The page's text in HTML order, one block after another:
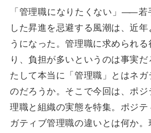
「管理職になりたくない」 ――若
した昇進を忌避する風潮は、近年
うになった。管理職に求められ
り、負担が多いというのは事実
たして本当に「管理職」とはネ
のだろうか。そこで今回は、ポジ
理職と組織の実態を特集。ポジテ
ガティブ管理職の違いとは何か